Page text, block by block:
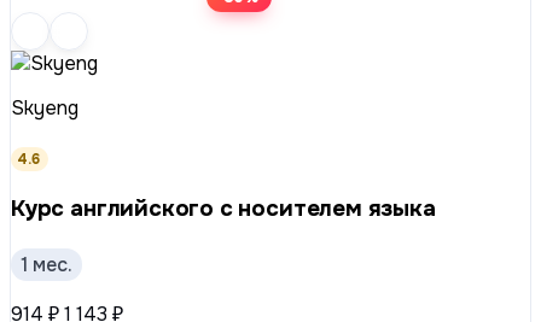
Skyeng
4.6
Курс английского с носителем языка
1 мес.
914 ₽1 143 ₽